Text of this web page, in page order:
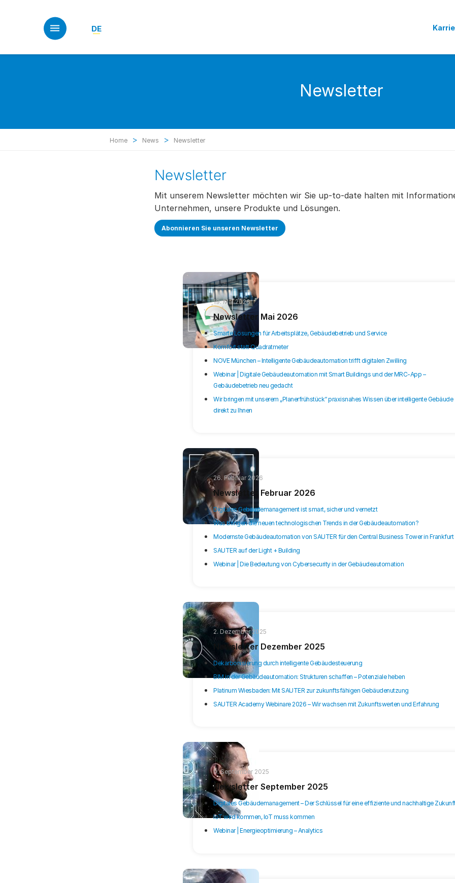
DE
Newsletter
Home > News > Newsletter
Newsletter
Mit unserem Newsletter möchten wir Sie up-to-date halten mit
Unternehmen, unsere Produkte und Lösungen.
Abonnieren Sie unseren Newsletter
19. Mai 2026
Newsletter Mai 2026
Smarte Lösungen für Arbeitsplätze, Gebäudebetrieb und Service
Komfort statt Quadratmeter
NOVE München – Intelligente Gebäudeautomation trifft digitalen Zwilling
Webinar | Digitale Gebäudeautomation mit Smart Buildings und der MRC-App –
Gebäudebetrieb neu gedacht
Wir bringen mit unserem „Planerfrühstück“ praxisnahes Wissen über intelligente Gebäude
direkt zu Ihnen
26. Februar 2026
Newsletter Februar 2026
Digitales Gebäude­management ist smart, sicher und vernetzt
Was bringen die neuen technologischen Trends in der Gebäudeautomation?
Modernste Gebäudeautomation von SAUTER für den Central Business Tower in Frankfurt
SAUTER auf der Light + Building
Webinar | Die Bedeutung von Cybersecurity in der Gebäudeautomation
2. Dezember 2025
Newsletter Dezember 2025
Dekarbonisierung durch intelligente Gebäudesteuerung
BIM in der Gebäudeautomation: Strukturen schaffen – Potenziale heben
Platinum Wiesbaden: Mit SAUTER zur zukunftsfähigen Gebäudenutzung
SAUTER Academy Webinare 2026 – Wir wachsen mit Zukunftswerten und Erfahrung
9. September 2025
Newsletter September 2025
Digitales Gebäudemanagement – Der Schlüssel für eine effiziente und nachhaltige
IoT wird kommen, IoT muss kommen
Webinar | Energieoptimierung – Analytics